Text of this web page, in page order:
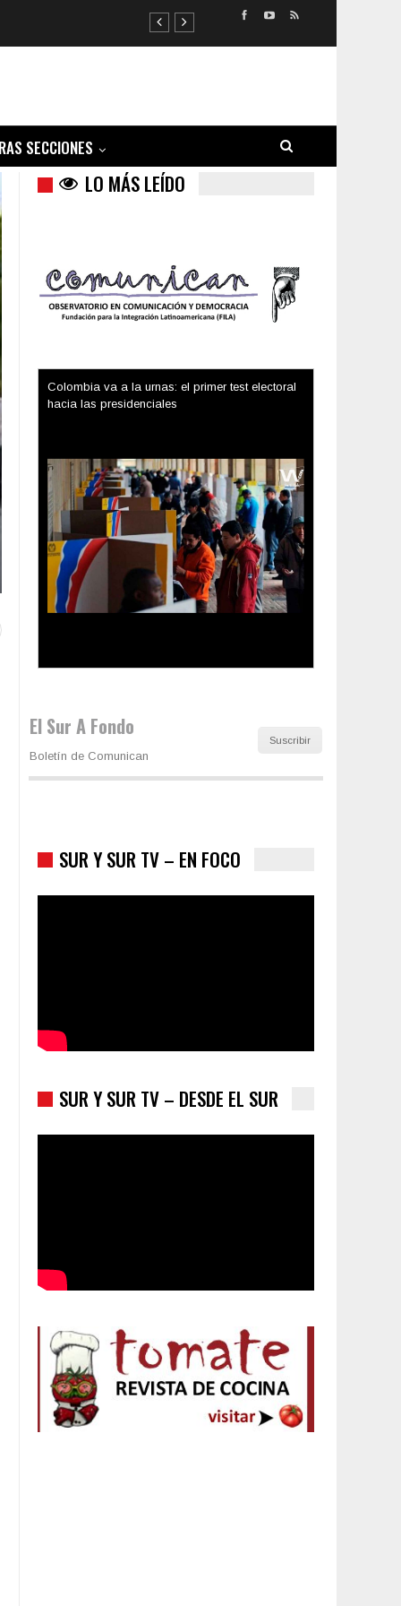
SECCIONES
LO MÁS LEÍDO
Colombia va a la urnas: el primer test electoral
hacia las presidenciales
El Sur A Fondo
Boletín de Comunican
Suscribir
SUR Y SUR TV – EN FOCO
SUR Y SUR TV – DESDE EL SUR